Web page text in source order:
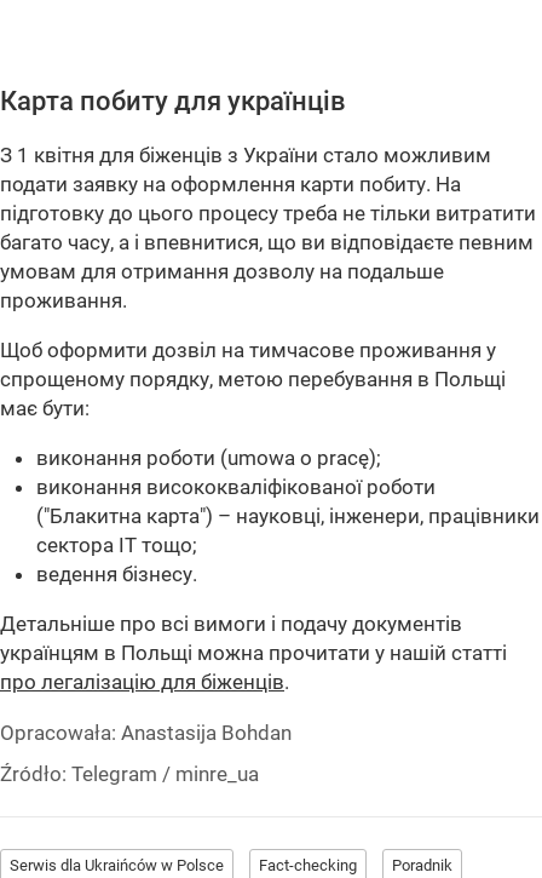
Карта побиту для українців
З 1 квітня для біженців з України стало можливим
подати заявку на оформлення карти побиту. На
підготовку до цього процесу треба не тільки витратити
багато часу, а і впевнитися, що ви відповідаєте певним
умовам для отримання дозволу на подальше
проживання.
Щоб оформити дозвіл на тимчасове проживання у
спрощеному порядку, метою перебування в Польщі
має бути:
виконання роботи (umowa o pracę);
виконання висококваліфікованої роботи
("Блакитна карта") – науковці, інженери, працівники
сектора IT тощо;
ведення бізнесу.
Детальніше про всі вимоги і подачу документів
українцям в Польщі можна прочитати у нашій статті
про легалізацію для біженців.
Opracowała: Anastasija Bohdan
Źródło: Telegram / minre_ua
Serwis dla Ukraińców w Polsce Fact-checking Poradnik